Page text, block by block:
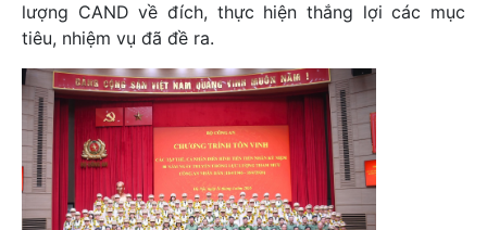
lượng CAND về đích, thực hiện thắng lợi các mục
tiêu, nhiệm vụ đã đề ra.